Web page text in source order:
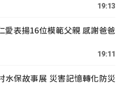
19:13
愛表揚16位模範父親 感謝爸爸
19:11
水保故事展 災害記憶轉化防災